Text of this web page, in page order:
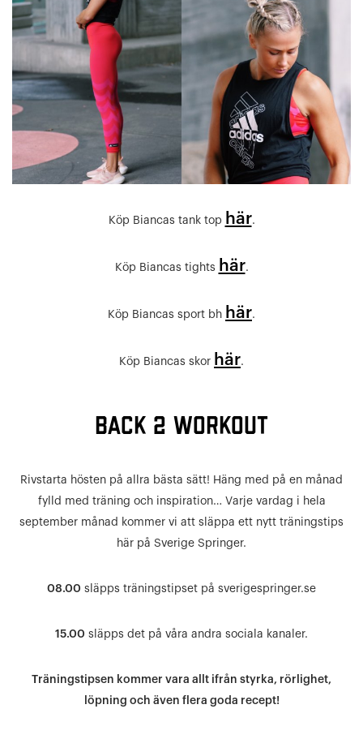
Köp Biancas tank top här.
Köp Biancas tights här.
Köp Biancas sport bh här.
Köp Biancas skor här.
BACK 2 WORKOUT
Rivstarta hösten på allra bästa sätt! Häng med på en månad
fylld med träning och inspiration… Varje vardag i hela
september månad kommer vi att släppa ett nytt träningstips
här på Sverige Springer.
08.00 släpps träningstipset på sverigespringer.se
15.00 släpps det på våra andra sociala kanaler.
Träningstipsen kommer vara allt ifrån styrka, rörlighet,
löpning och även flera goda recept!